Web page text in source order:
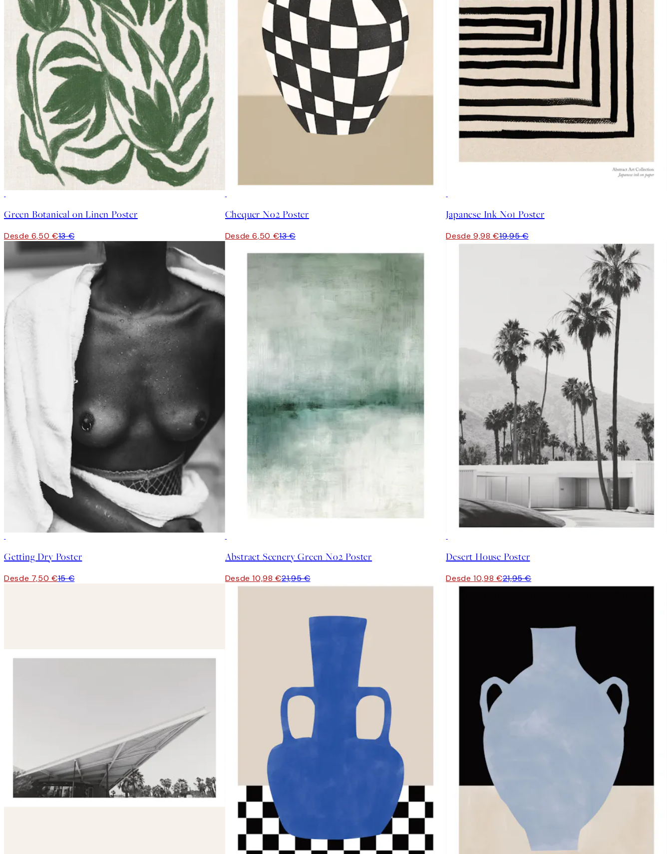
Green Botanical on Linen Poster
Desde 6,50 €13 €
Chequer No2 Poster
Desde 6,50 €13 €
Japanese Ink No1 Poster
Desde 9,98 €19,95 €
Getting Dry Poster
Desde 7,50 €15 €
Abstract Scenery Green No2 Poster
Desde 10,98 €21,95 €
Desert House Poster
Desde 10,98 €21,95 €